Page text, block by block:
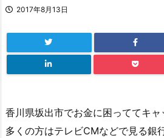
2017年8月13日
香川県坂出市でお金に困っててキャ
多くの方はテレビCMなどで見る銀